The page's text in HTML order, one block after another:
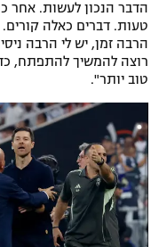
הדבר הנכון לעשות. אחר
הרבה זמן, יש לי הרבה
רוצה להמשיך להתפתח,
טוב יותר".